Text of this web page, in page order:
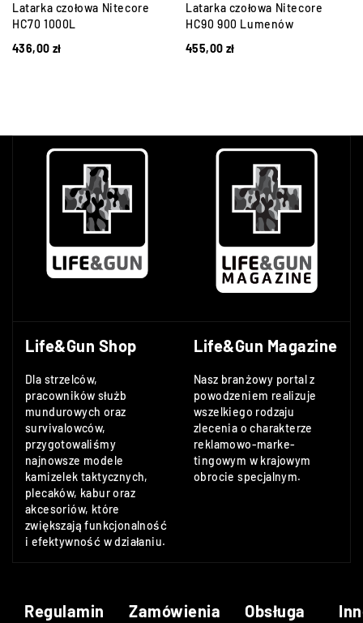
Latarka czołowa Nitecore
HC70 1000L
436,00 zł
Latarka czołowa Nitecore
HC90 900 Lumenów
455,00 zł
Life&Gun Shop
Dla strzelców,
pracowników służb
mundurowych oraz
survivalowców,
przygotowaliśmy
najnowsze modele
kamizelek taktycznych,
plecaków, kabur oraz
akcesoriów, które
zwiększają funkcjonalność
i efektywność w działaniu.
Life&Gun Magazine
Nasz branżowy portal z
powodzeniem realizuje
wszelkiego rodzaju
zlecenia o charakterze
reklamowo-marke-
tingowym w krajowym
obrocie specjalnym.
Regulamin Zamówienia
Obsługa